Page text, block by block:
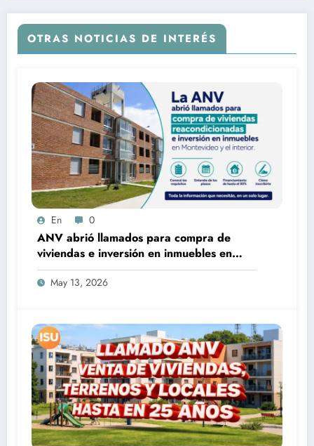
OTRAS NOTICIAS DE INTERÉS
En 0
ANV abrió llamados para compra de
viviendas e inversión en inmuebles en
Montevideo y el interior
May 13, 2026